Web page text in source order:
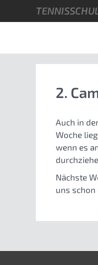
2.
Auch in
Woche
wenn es
Nächste
uns schon